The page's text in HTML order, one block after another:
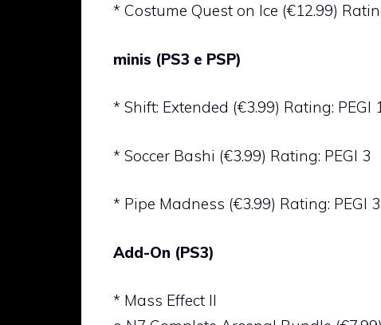
* Costume Quest on Ice (€12.99)
minis (PS3 e PSP)
* Shift: Extended (€3.99) Rating: PEGI
* Soccer Bashi (€3.99) Rating: PEGI 3
* Pipe Madness (€3.99) Rating: PEGI 3
Add-On (PS3)
* Mass Effect II